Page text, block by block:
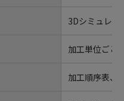
3Dシミュレー
加工単位ごと
加工順序表、